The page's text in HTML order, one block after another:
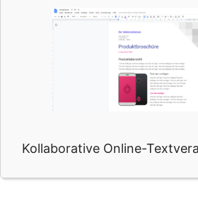
Kollaborative Online-